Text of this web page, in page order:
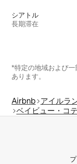
シアトル
長期滞在
*特定の地域および
あります。
Airbnb アイルラ
ベイビュー・コ